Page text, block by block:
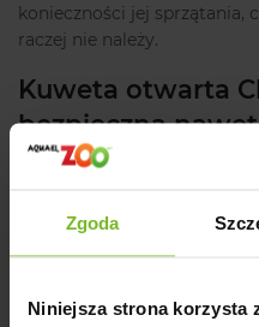
Zgoda
Niniejsza strona korzysta
konieczności jej sprzątania,
raczej nie należy.
Kuweta otwarta
bezpieczna
A to dlatego, że górną
błyskawicznie zdjąć. Zdjętą
w dotarciu do trudno